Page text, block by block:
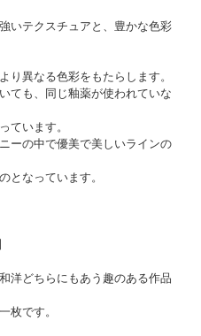
いテクスチュアと、豊かな色彩
り異なる色彩をもたらします。
ても、同じ釉薬が使われていな
ています。
ーの中で優美で美しいラインの
となっています。
洋どちらにもあう趣のある作品
枚です。